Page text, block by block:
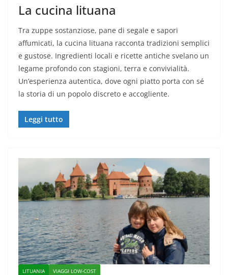
La cucina lituana
Tra zuppe sostanziose, pane di segale e sapori
affumicati, la cucina lituana racconta tradizioni semplici
e gustose. Ingredienti locali e ricette antiche svelano un
legame profondo con stagioni, terra e convivialità.
Un’esperienza autentica, dove ogni piatto porta con sé
la storia di un popolo discreto e accogliente.
Leggi tutto
LITUANIA VIAGGI LOW-COST